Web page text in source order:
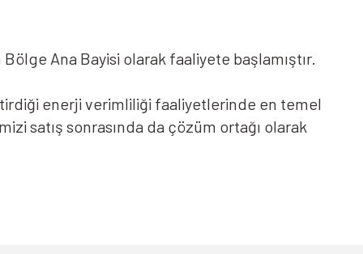
Ana Bayisi olarak faaliyete başlamıştır.
enerji verimliliği faaliyetlerinde en temel
satış sonrasında da çözüm ortağı olarak